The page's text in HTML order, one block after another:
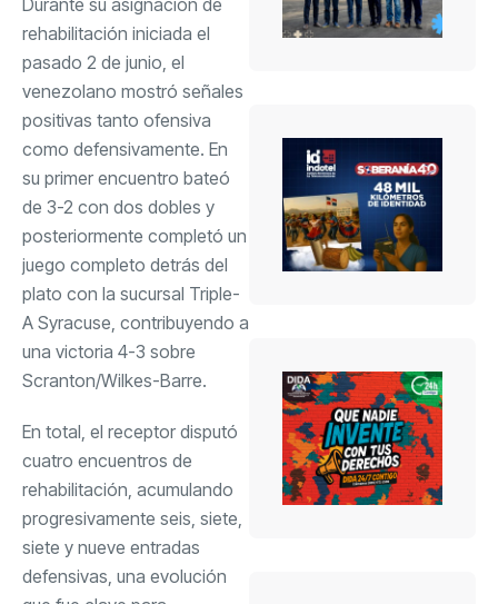
rehabilitación iniciada el
pasado 2 de junio, el
venezolano mostró señales
positivas tanto ofensiva
como defensivamente. En
su primer encuentro bateó
de 3-2 con dos dobles y
posteriormente completó un
juego completo detrás del
plato con la sucursal Triple-
A Syracuse, contribuyendo a
una victoria 4-3 sobre
Scranton/Wilkes-Barre.
En total, el receptor disputó
cuatro encuentros de
rehabilitación, acumulando
progresivamente seis, siete,
siete y nueve entradas
defensivas, una evolución